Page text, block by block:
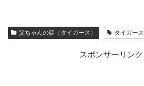
父ちゃんの話（タイガース） タイガース
スポンサーリンク